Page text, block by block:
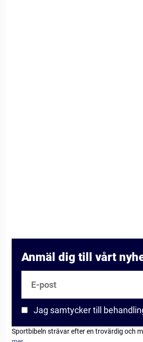
Anmäl dig till vårt
Jag samtycker till
Sportbibeln strävar efter en trovärdig och